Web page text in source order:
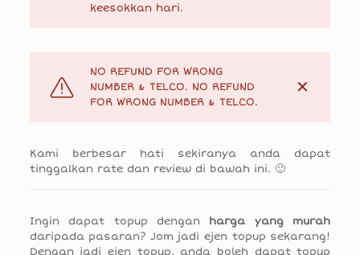
keesokkan hari.
NO REFUND FOR WRONG
NUMBER & TELCO. NO REFUND
FOR WRONG NUMBER & TELCO.
✕
Kami berbesar hati sekiranya anda dapat
tinggalkan rate dan review di bawah ini. 🙂
Ingin dapat topup dengan harga yang murah
daripada pasaran? Jom jadi ejen topup sekarang!
Dengan jadi ejen topup, anda boleh dapat topup